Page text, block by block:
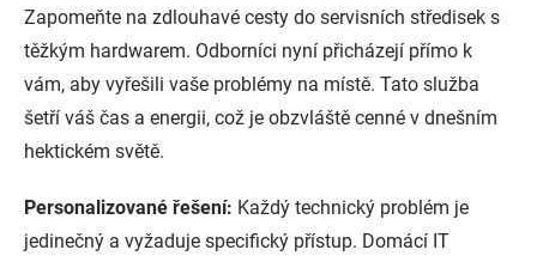
Zapomeňte na zdlouhavé cesty do servisních středisek s
těžkým hardwarem. Odborníci nyní přicházejí přímo k
vám, aby vyřešili vaše problémy na místě. Tato služba
šetří váš čas a energii, což je obzvláště cenné v dnešním
hektickém světě.
Personalizované řešení: Každý technický problém je
jedinečný a vyžaduje specifický přístup. Domácí IT